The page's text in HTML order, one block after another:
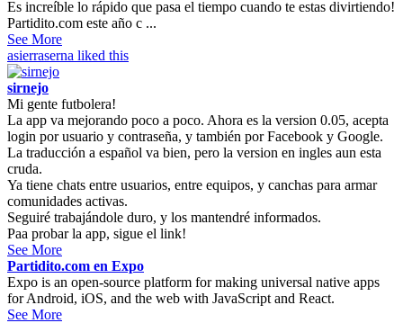
Es increíble lo rápido que pasa el tiempo cuando te estas divirtiendo!
Partidito.com este año c ...
See More
asierraserna liked this
sirnejo
Mi gente futbolera!
La app va mejorando poco a poco. Ahora es la version 0.05, acepta
login por usuario y contraseña, y también por Facebook y Google.
La traducción a español va bien, pero la version en ingles aun esta
cruda.
Ya tiene chats entre usuarios, entre equipos, y canchas para armar
comunidades activas.
Seguiré trabajándole duro, y los mantendré informados.
Paa probar la app, sigue el link!
See More
Partidito.com en Expo
Expo is an open-source platform for making universal native apps
for Android, iOS, and the web with JavaScript and React.
See More